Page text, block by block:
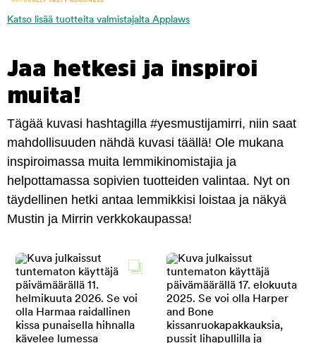
Katso lisää tuotteita valmistajalta Applaws
Jaa hetkesi ja inspiroi
muita!
Tägää kuvasi hashtagilla #yesmustijamirri, niin saat
mahdollisuuden nähdä kuvasi täällä! Ole mukana
inspiroimassa muita lemmikinomistajia ja
helpottamassa sopivien tuotteiden valintaa. Nyt on
täydellinen hetki antaa lemmikkisi loistaa ja näkyä
Mustin ja Mirrin verkkokaupassa!